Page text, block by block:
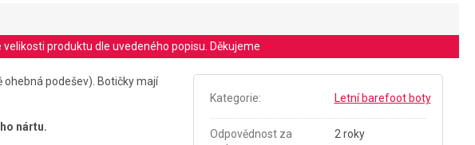
produktu dle uvedeného popisu. Děkujeme
podešev). Botičky mají
nártu.
Kategorie: Letní barefoot boty
Odpovědnost za
2 roky